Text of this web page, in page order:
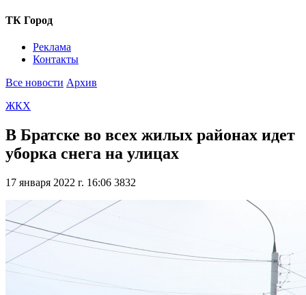
ТК Город
Реклама
Контакты
Все новости Архив
ЖКХ
В Братске во всех жилых районах идет
уборка снега на улицах
17 января 2022 г. 16:06 3832